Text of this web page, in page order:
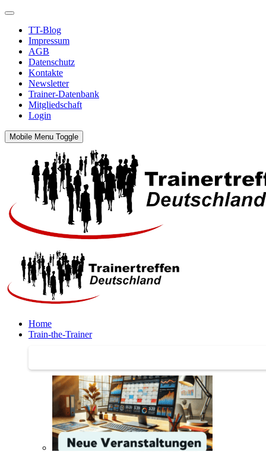
TT-Blog
Impressum
AGB
Datenschutz
Kontakte
Newsletter
Trainer-Datenbank
Mitgliedschaft
Login
Mobile Menu Toggle
Home
Train-the-Trainer